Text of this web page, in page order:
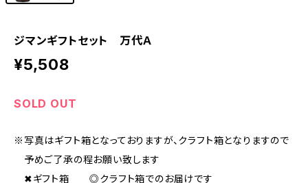
ジマンギフトセット 万代Ａ
¥5,508
SOLD OUT
※写真はギフト箱となっておりますが、クラフト箱となりますので
予めご了承の程お願い致します
✖ギフト箱 ◎クラフト箱でのお届けです